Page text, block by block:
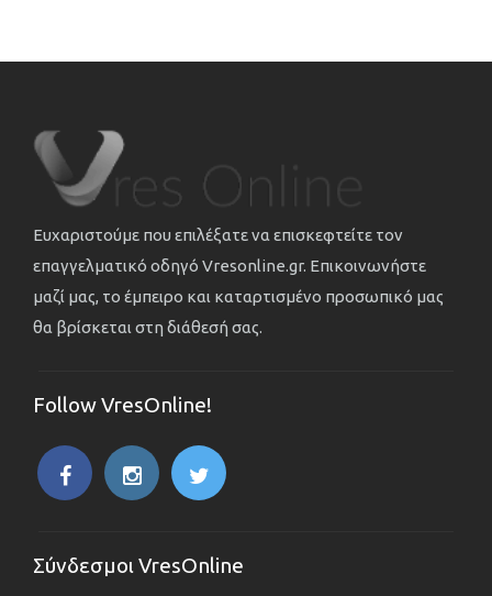
Ευχαριστούμε που επιλέξατε να επισκεφτείτε τον
επαγγελματικό οδηγό Vresonline.gr. Επικοινωνήστε
μαζί μας, το έμπειρο και καταρτισμένο προσωπικό μας
θα βρίσκεται στη διάθεσή σας.
Follow VresOnline!
Σύνδεσμοι VresOnline